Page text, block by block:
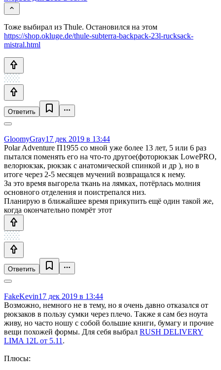
Тоже выбирал из Thule. Остановился на этом
https://shop.okluge.de/thule-subterra-backpack-23l-rucksack-
mistral.html
Ответить
GloomyGray17 дек 2019 в 13:44
Polar Adventure П1955 со мной уже более 13 лет, 5 или 6 раз
пытался поменять его на что-то другое(фоторюкзак LowePRO,
велорюкзак, рюкзак с анатомической спинкой и др ), но в
итоге через 2-5 месяцев мучений возвращался к нему.
За это время выгорела ткань на лямках, потёрлась молния
основного отделения и поистрепался низ.
Планирую в ближайшее время прикупить ещё один такой же,
когда окончательно помрёт этот
Ответить
FakeKevin17 дек 2019 в 13:44
Возможно, немного не в тему, но я очень давно отказался от
рюкзаков в пользу сумки через плечо. Также я сам без ноута
живу, но часто ношу с собой большие книги, бумагу и прочие
вещи похожей формы. Для себя выбрал RUSH DELIVERY
LIMA 12L от 5.11 .
Плюсы: